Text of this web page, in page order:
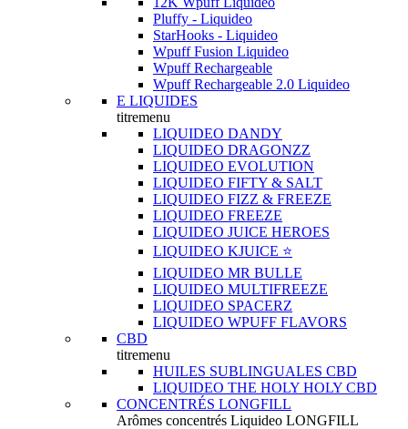
Pluffy - Liquideo
StarHooks - Liquideo
Wpuff Fusion Liquideo
Wpuff Rechargeable
Wpuff Rechargeable 2.0 Liquideo
E LIQUIDES
titremenu
LIQUIDEO DANDY
LIQUIDEO DRAGONZZ
LIQUIDEO EVOLUTION
LIQUIDEO FIFTY & SALT
LIQUIDEO FIZZ & FREEZE
LIQUIDEO FREEZE
LIQUIDEO JUICE HEROES
LIQUIDEO KJUICE ⭐️
LIQUIDEO MR BULLE
LIQUIDEO MULTIFREEZE
LIQUIDEO SPACERZ
LIQUIDEO WPUFF FLAVORS
CBD
titremenu
HUILES SUBLINGUALES CBD
LIQUIDEO THE HOLY HOLY CBD
CONCENTRÉS LONGFILL
Arômes concentrés Liquideo LONGFILL